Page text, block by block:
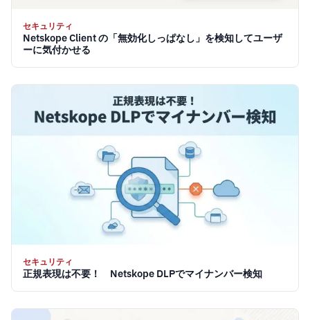
セキュリティ
Netskope Client の「無効化しっぱなし」を検知してユーザ
ーに気付かせる
セキュリティ
正規表現は不要！ Netskope DLPでマイナンバー検知